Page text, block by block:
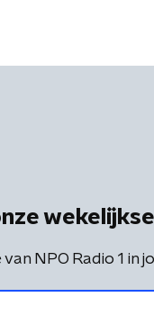
NPO Radio 1 in